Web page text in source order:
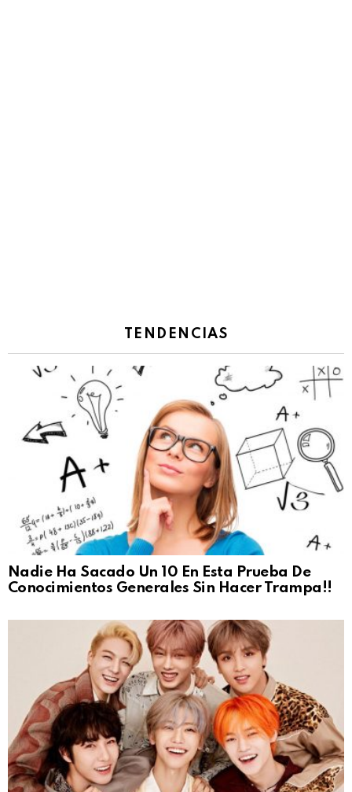
TENDENCIAS
Nadie Ha Sacado Un 10 En Esta Prueba De
Conocimientos Generales Sin Hacer Trampa!!